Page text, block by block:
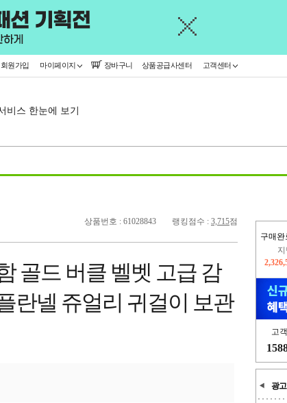
회원가입 마이페이지 장바구니 상품공급사센터 고객센터
비스 한눈에 보기
구매완
고
광고
상품번호 : 61028843 랭킹점수 : 3,715점
골드 버클 벨벳 고급 감
란넬 쥬얼리 귀걸이 보관